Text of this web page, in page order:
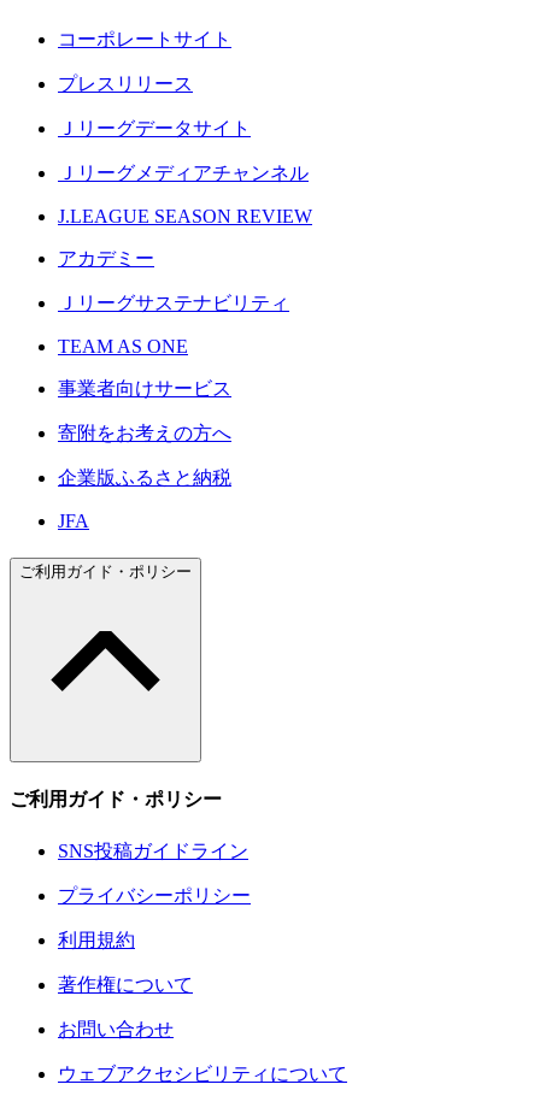
コーポレートサイト
プレスリリース
Ｊリーグデータサイト
Ｊリーグメディアチャンネル
J.LEAGUE SEASON REVIEW
アカデミー
Ｊリーグサステナビリティ
TEAM AS ONE
事業者向けサービス
寄附をお考えの方へ
企業版ふるさと納税
JFA
ご利用ガイド・ポリシー
ご利用ガイド・ポリシー
SNS投稿ガイドライン
プライバシーポリシー
利用規約
著作権について
お問い合わせ
ウェブアクセシビリティについて